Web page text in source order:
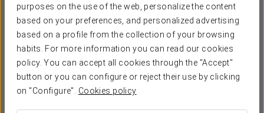
purposes on the use of the web, personalize the content
based on your preferences, and personalized advertising
based on a profile from the collection of your browsing
habits. For more information you can read our cookies
policy. You can accept all cookies through the "Accept"
button or you can configure or reject their use by clicking
on "Configure". Cookies policy
Eurostars Atlántico
А-КОРУНЬЯ